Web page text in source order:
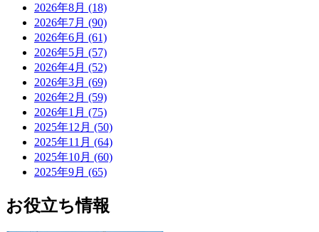
2026年8月 (18)
2026年7月 (90)
2026年6月 (61)
2026年5月 (57)
2026年4月 (52)
2026年3月 (69)
2026年2月 (59)
2026年1月 (75)
2025年12月 (50)
2025年11月 (64)
2025年10月 (60)
2025年9月 (65)
お役立ち情報